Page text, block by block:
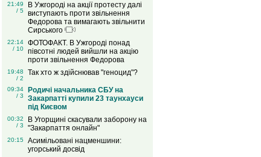
21:49
/ 5
В Ужгороді на акції протесту далі
виступають проти звільнення
Федорова та вимагають звільнити
Сирського
22:14
/ 10
ФОТОФАКТ. В Ужгороді понад
півсотні людей вийшли на акцію
проти звільнення Федорова
19:48
/ 2
Так хто ж здійснював "геноцид"?
09:34
/ 3
Родичі начальника СБУ на
Закарпатті купили 23 таунхауси
під Києвом
00:32
/ 3
В Угорщині скасували заборону на
"Закарпаття онлайн"
20:15
Асимільовані нацменшини:
угорський досвід